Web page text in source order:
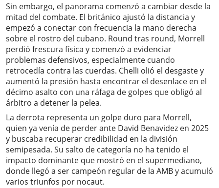
Sin embargo, el panorama comenzó a cambiar desde la
mitad del combate. El británico ajustó la distancia y
empezó a conectar con frecuencia la mano derecha
sobre el rostro del cubano. Round tras round, Morrell
perdió frescura física y comenzó a evidenciar
problemas defensivos, especialmente cuando
retrocedía contra las cuerdas. Chelli olió el desgaste y
aumentó la presión hasta encontrar el desenlace en el
décimo asalto con una ráfaga de golpes que obligó al
árbitro a detener la pelea.
La derrota representa un golpe duro para Morrell,
quien ya venía de perder ante David Benavidez en 2025
y buscaba recuperar credibilidad en la división
semipesada. Su salto de categoría no ha tenido el
impacto dominante que mostró en el supermediano,
donde llegó a ser campeón regular de la AMB y acumuló
varios triunfos por nocaut.